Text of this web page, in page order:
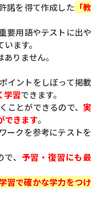
諾を得て作成した 「教
要用語やテストに出や
ます。
りません。
イントをしぼって掲載
学習できます。
ことができるので、実
できます。
ークを参考にテストを
、 予習・復習にも最
習で確かな学力をつけ